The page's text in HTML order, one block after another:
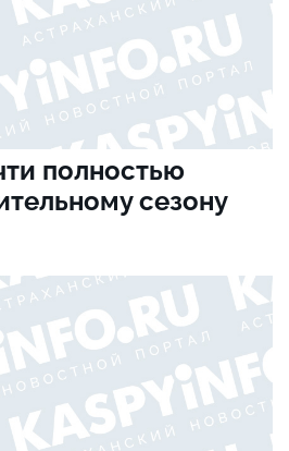
полностью
сезону